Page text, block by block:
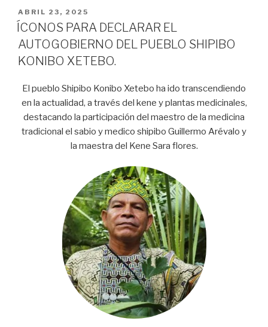
PUBLICADO
EL
ABRIL 23, 2025
ÍCONOS PARA DECLARAR EL
AUTOGOBIERNO DEL PUEBLO SHIPIBO
KONIBO XETEBO.
El pueblo Shipibo Konibo Xetebo ha ido transcendiendo
en la actualidad, a través del kene y plantas medicinales,
destacando la participación del maestro de la medicina
tradicional el sabio y medico shipibo Guillermo Arévalo y
la maestra del Kene Sara flores.